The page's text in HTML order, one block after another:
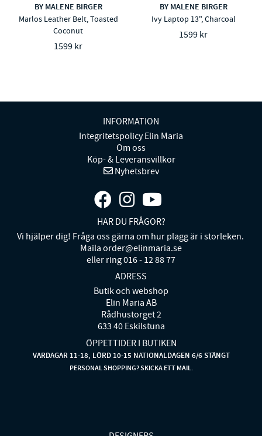
BY MALENE BIRGER
Marlos Leather Belt, Toasted
Coconut
1599 kr
BY MALENE BIRGER
Ivy Laptop 13", Charcoal
1599 kr
INFORMATION
Integritetspolicy Elin Maria
Om oss
Köp- & Leveransvillkor
Nyhetsbrev
HAR DU FRÅGOR?
Vi hjälper dig! Fråga oss gärna om hur plagg är i storleken.
Maila order@elinmaria.se
eller ring 016 - 12 88 77
ADRESS
Butik och webshop
Elin Maria AB
Rådhustorget 2
633 40 Eskilstuna
ÖPPETTIDER I BUTIKEN
VARDAGAR 11-18, LÖRD 10-15 NATIONALDAGEN 6/6 STÄNGT
PERSONAL SHOPPING? SKICKA ETT MAIL.